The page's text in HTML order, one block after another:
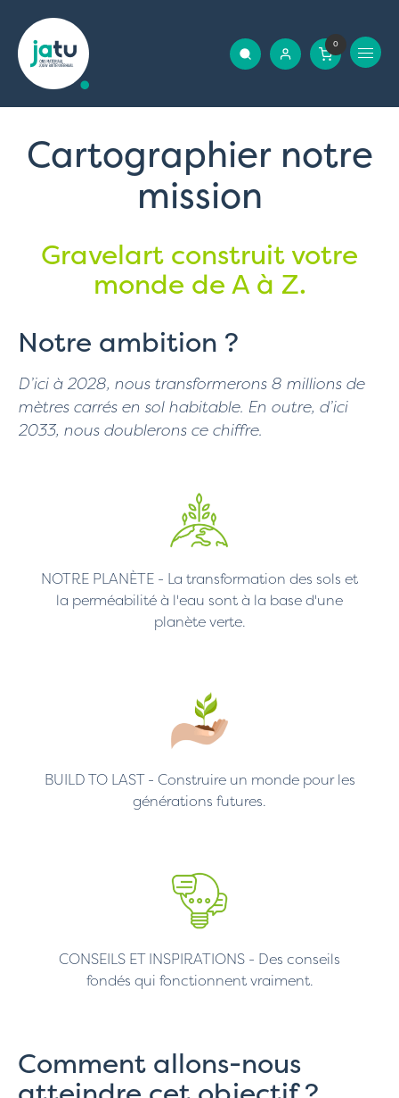
0
Cartographier notre
mission
Gravelart construit votre
monde de A à Z.
Notre ambition ?
D’ici à 2028, nous transformerons 8 millions de
mètres carrés en sol habitable. En outre, d’ici
2033, nous doublerons ce chiffre.
NOTRE PLANÈTE - La transformation des sols et
la perméabilité à l'eau sont à la base d'une
planète verte.
BUILD TO LAST - Construire un monde pour les
générations futures.
CONSEILS ET INSPIRATIONS - Des conseils
fondés qui fonctionnent vraiment.
Comment allons-nous